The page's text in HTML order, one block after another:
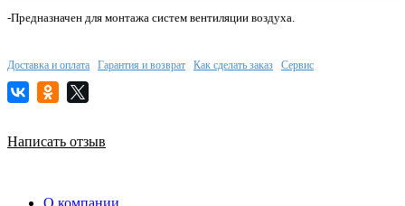
-Предназначен для монтажа систем вентиляции воздуха.
Доставка и оплата Гарантия и возврат Как сделать заказ Сервис
Написать отзыв
О компании